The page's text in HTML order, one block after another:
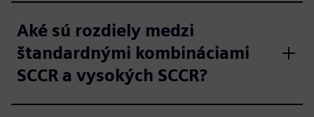
Aké sú rozdiely medzi
štandardnými kombináciami
SCCR a vysokých SCCR?